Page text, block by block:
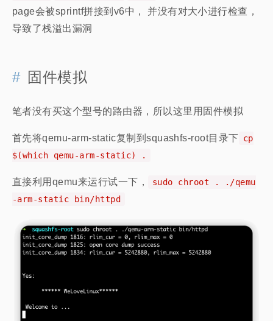
page会被sprintf拼接到v6中， 并没有对大小进行检查，
导致了栈溢出漏洞
固件模拟
笔者没有买这个型号的路由器，所以这里用固件模拟
首先将qemu-arm-static复制到squashfs-root目录下 cp
$(which qemu-arm-static) .
直接利用qemu来运行试一下，
sudo chroot . ./qemu
-arm-static bin/httpd